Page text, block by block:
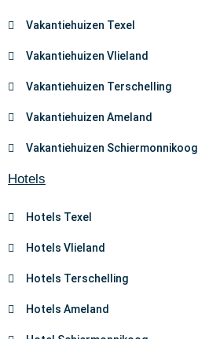
Vakantiehuizen Texel
Vakantiehuizen Vlieland
Vakantiehuizen Terschelling
Vakantiehuizen Ameland
Vakantiehuizen Schiermonnikoog
Hotels
Hotels Texel
Hotels Vlieland
Hotels Terschelling
Hotels Ameland